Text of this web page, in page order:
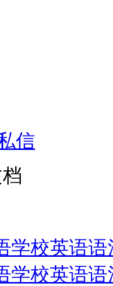
信
学校英语语
学校英语语